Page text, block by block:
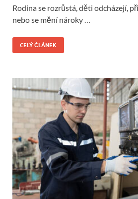
Rodina se rozrůstá, děti odcházejí,
nebo se mění nároky …
CELÝ ČLÁNEK